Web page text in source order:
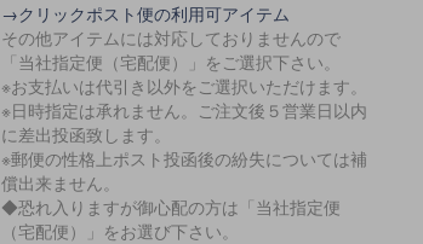
→クリックポスト便の利用可アイテム
その他アイテムには対応しておりませんので
「当社指定便（宅配便）」をご選択下さい。
※お支払いは代引き以外をご選択いただけます。
※日時指定は承れません。ご注文後５営業日以内
に差出投函致します。
※郵便の性格上ポスト投函後の紛失については補
償出来ません。
◆恐れ入りますが御心配の方は「当社指定便
（宅配便）」をお選び下さい。